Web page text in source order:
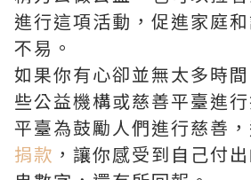
進行這項活動，促進家庭
不易。
如果你有心卻並無太多時
些公益機構或慈善平臺進
平臺為鼓勵人們進行慈善
捐款 ，讓你感受到自己付